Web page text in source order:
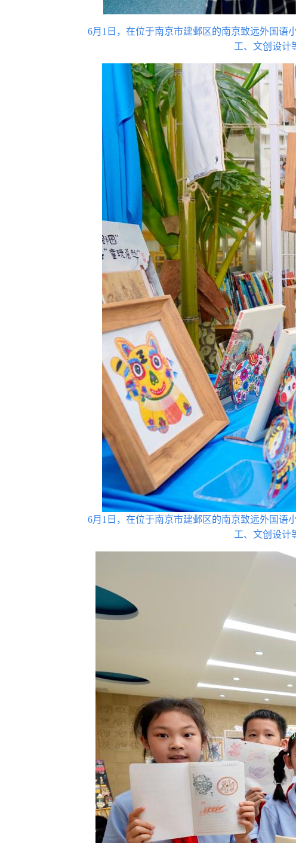
6月1日，在位于南京市建邺区的南京致远外国语
工、文创设计
6月1日，在位于南京市建邺区的南京致远外国语
工、文创设计